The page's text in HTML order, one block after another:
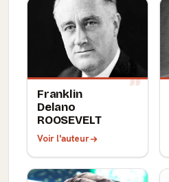
Franklin
Delano
ROOSEVELT
Voir l'auteur